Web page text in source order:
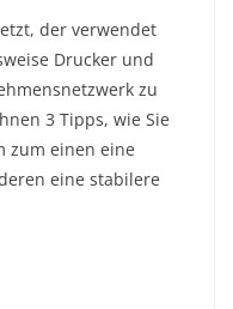
der verwendet
Drucker und
zu
3 Tipps, wie Sie
zum einen eine
eine stabilere